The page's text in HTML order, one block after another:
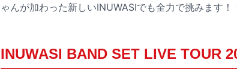
ゃんが加わった新しいINUWASIでも全力で挑みます！
INUWASI BAND SET LIVE TOUR